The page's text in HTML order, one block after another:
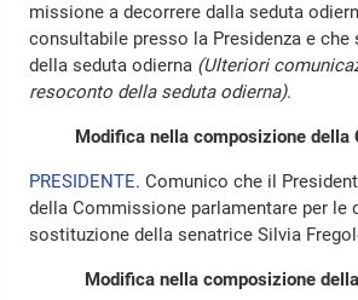
missione a decorrere dalla seduta
consultabile presso la Presidenza e che
della seduta odierna (Ulteriori
resoconto della seduta odierna).
Modifica nella composizione
PRESIDENTE. Comunico che il
della Commissione parlamentare per
sostituzione della senatrice Silvia
Modifica nella composizione